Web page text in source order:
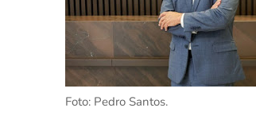
Foto: Pedro Santos.